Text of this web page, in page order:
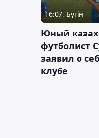
16:07, Бүгін
Юный
футболист
заявил о
клубе